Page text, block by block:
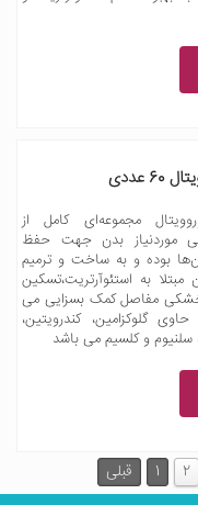
مجموعه‌ای کامل از
موردنیاز بدن جهت حفظ
بوده و به ساخت و ترمیم
به استئوآرتریت،تسکین
خشکی مفاصل کمک بسزایی می
گلوکزامین، کندرویتین،
سلنیوم و کلسیم می باشد
قبلی 1 2